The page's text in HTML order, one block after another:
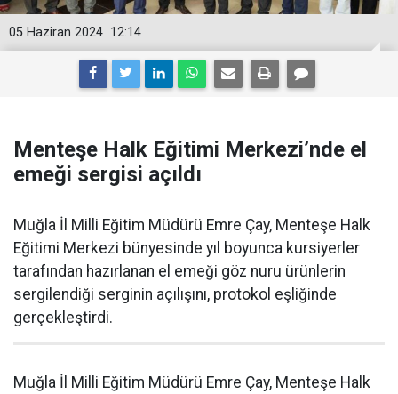
12:14
05 Haziran 2024
Menteşe Halk Eğitimi Merkezi’nde el
emeği sergisi açıldı
Muğla İl Milli Eğitim Müdürü Emre Çay, Menteşe Halk
Eğitimi Merkezi bünyesinde yıl boyunca kursiyerler
tarafından hazırlanan el emeği göz nuru ürünlerin
sergilendiği serginin açılışını, protokol eşliğinde
gerçekleştirdi.
Muğla İl Milli Eğitim Müdürü Emre Çay, Menteşe Halk